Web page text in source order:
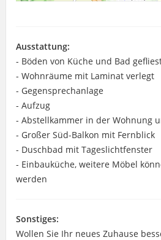
Ausstattung:
- Böden von Küche und Bad
- Wohnräume mit Laminat verlegt
- Gegensprechanlage
- Aufzug
- Abstellkammer in der Wohnung
- Großer Süd-Balkon mit Fernblick
- Duschbad mit Tageslichtfenster
- Einbauküche, weitere Möbel
werden
Sonstiges:
Wollen Sie Ihr neues Zuhause